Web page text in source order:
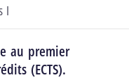
I
au premier
(ECTS).